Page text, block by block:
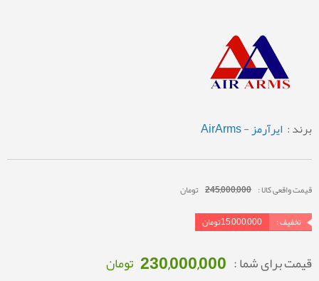
برند : ایرآرمز - AirArms
قیمت واقعی کالا : 245,000,000 تومان
تخفیف :
15,000,000تومان
قیمت برای شما : 230,000,000 تومان